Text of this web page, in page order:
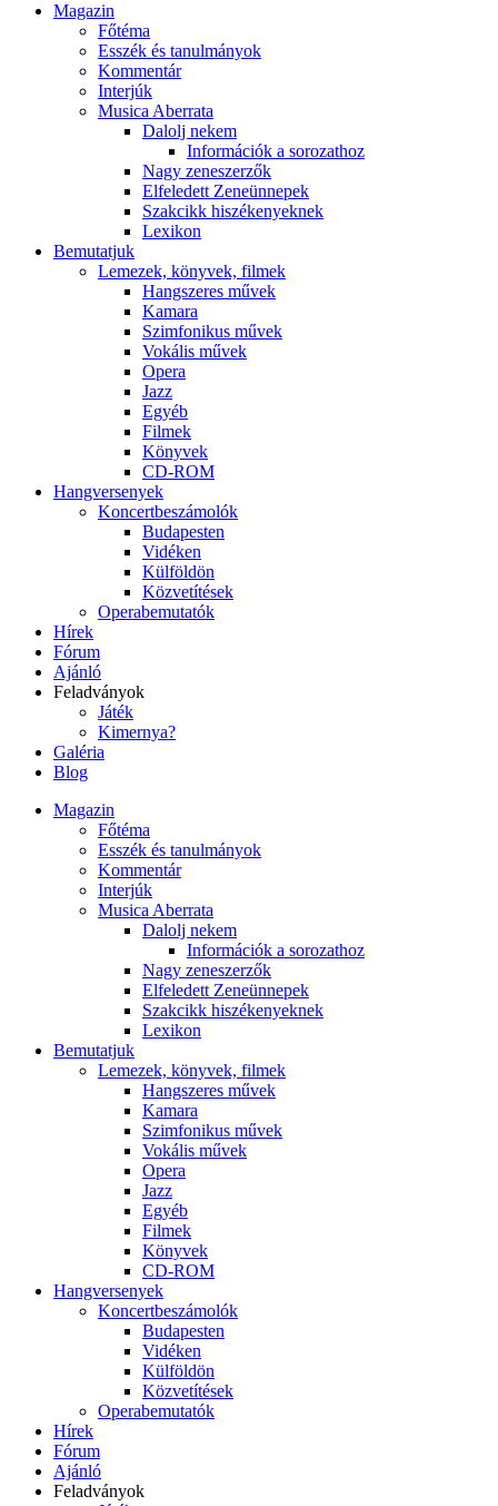
Magazin
Főtéma
Esszék és tanulmányok
Kommentár
Interjúk
Musica Aberrata
Dalolj nekem
Információk a sorozathoz
Nagy zeneszerzők
Elfeledett Zeneünnepek
Szakcikk hiszékenyeknek
Lexikon
Bemutatjuk
Lemezek, könyvek, filmek
Hangszeres művek
Kamara
Szimfonikus művek
Vokális művek
Opera
Jazz
Egyéb
Filmek
Könyvek
CD-ROM
Hangversenyek
Koncertbeszámolók
Budapesten
Vidéken
Külföldön
Közvetítések
Operabemutatók
Hírek
Fórum
Ajánló
Feladványok
Játék
Kimernya?
Galéria
Blog
Magazin
Főtéma
Esszék és tanulmányok
Kommentár
Interjúk
Musica Aberrata
Dalolj nekem
Információk a sorozathoz
Nagy zeneszerzők
Elfeledett Zeneünnepek
Szakcikk hiszékenyeknek
Lexikon
Bemutatjuk
Lemezek, könyvek, filmek
Hangszeres művek
Kamara
Szimfonikus művek
Vokális művek
Opera
Jazz
Egyéb
Filmek
Könyvek
CD-ROM
Hangversenyek
Koncertbeszámolók
Budapesten
Vidéken
Külföldön
Közvetítések
Operabemutatók
Hírek
Fórum
Ajánló
Feladványok